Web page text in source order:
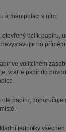
a manipulaci s ním:
balík papíru,
ho
ve volitelném
vraťte papír do
papíru,
jednotky všechen